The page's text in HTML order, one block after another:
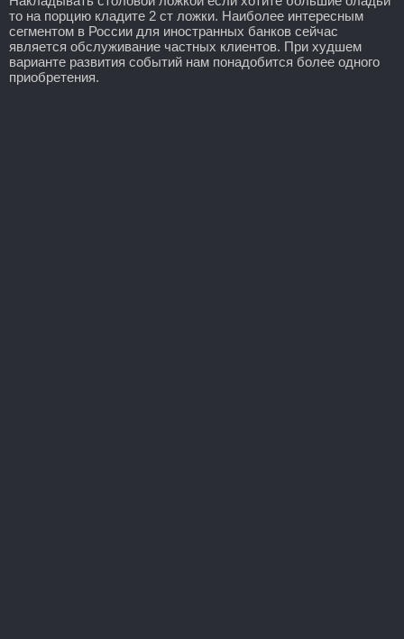
то на порцию кладите 2 ст ложки. Наиболее интересным
сегментом в России для иностранных банков сейчас
является обслуживание частных клиентов. При худшем
варианте развития событий нам понадобится более одного
приобретения.